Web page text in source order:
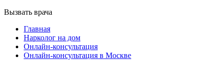
Вызвать врача
Главная
Нарколог на дом
Онлайн-консультация
Онлайн-консультация в Москве